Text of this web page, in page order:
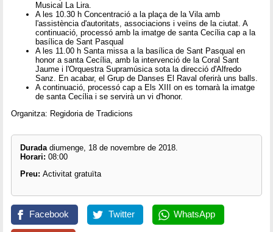
Musical La Lira.
A les 10.30 h Concentració a la plaça de la Vila amb
l'assistència d'autoritats, associacions i veïns de la ciutat. A
continuació, processó amb la imatge de santa Cecília cap a la
basílica de Sant Pasqual
A les 11.00 h Santa missa a la basílica de Sant Pasqual en
honor a santa Cecília, amb la intervenció de la Coral Sant
Jaume i l'Orquestra Supramúsica sota la direcció d'Alfredo
Sanz. En acabar, el Grup de Danses El Raval oferirà uns balls.
A continuació, processó cap a Els XIII on es tornarà la imatge
de santa Cecília i se servirà un vi d'honor.
Organitza: Regidoria de Tradicions
Durada diumenge, 18 de novembre de 2018.
Horari: 08:00
Preu: Activitat gratuïta
Facebook Twitter WhatsApp